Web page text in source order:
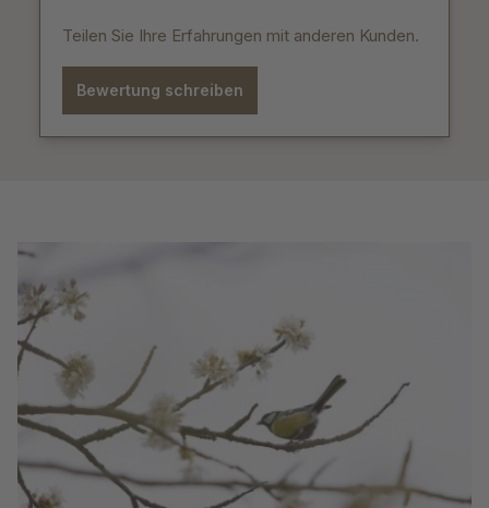
Teilen Sie Ihre Erfahrungen mit anderen Kunden.
Bewertung schreiben